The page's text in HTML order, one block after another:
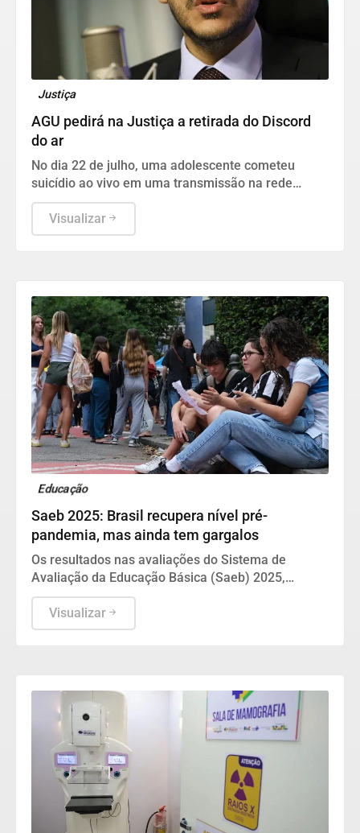
Justiça
AGU pedirá na Justiça a retirada do Discord
do ar
No dia 22 de julho, uma adolescente cometeu
suicídio ao vivo em uma transmissão na rede
social.
Visualizar
Educação
Saeb 2025: Brasil recupera nível pré-
pandemia, mas ainda tem gargalos
Os resultados nas avaliações do Sistema de
Avaliação da Educação Básica (Saeb) 2025,
divulgados nesta quarta-feira (5) pelo Ministério da
Educação (MEC), em Brasília, mostram que, apesar
da consistente melhora dos indicadores de
Visualizar